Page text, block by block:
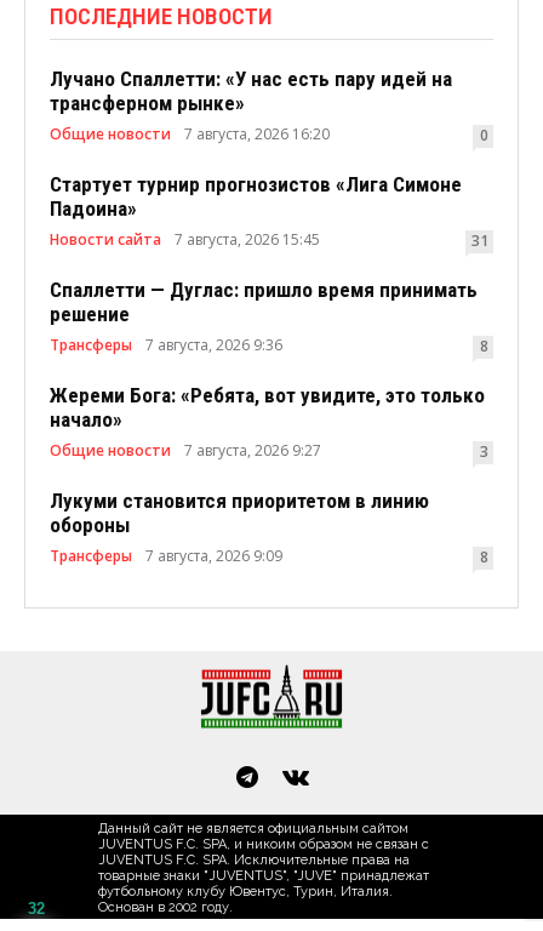
ПОСЛЕДНИЕ НОВОСТИ
Лучано Спаллетти: «У нас есть пару идей на
трансферном рынке»
Общие новости 7 августа, 2026 16:20 0
Стартует турнир прогнозистов «Лига Симоне
Падоина»
Новости сайта 7 августа, 2026 15:45 31
Спаллетти — Дуглас: пришло время принимать
решение
Трансферы 7 августа, 2026 9:36 8
Жереми Бога: «Ребята, вот увидите, это только
начало»
Общие новости 7 августа, 2026 9:27 3
Лукуми становится приоритетом в линию
обороны
Трансферы 7 августа, 2026 9:09 8
Данный сайт не является официальным сайтом
JUVENTUS F.C. SPA, и никоим образом не связан с
JUVENTUS F.C. SPA. Исключительные права на
товарные знаки "JUVENTUS", "JUVE" принадлежат
футбольному клубу Ювентус, Турин, Италия.
Основан в 2002 году.
32